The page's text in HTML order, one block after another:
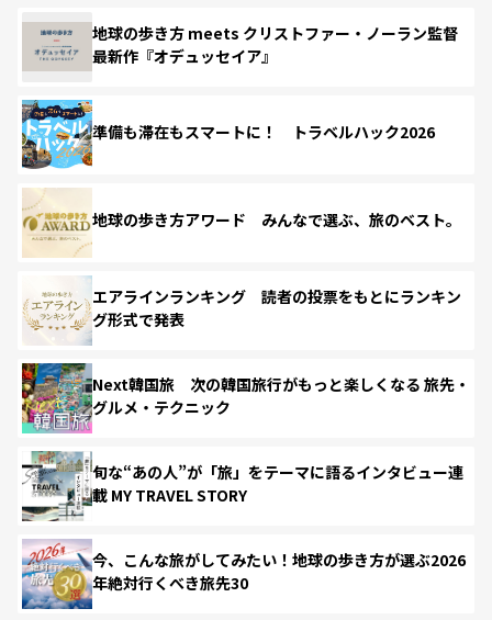
地球の歩き方 meets クリストファー・ノーラン監督
最新作『オデュッセイア』
準備も滞在もスマートに！ トラベルハック2026
地球の歩き方アワード みんなで選ぶ、旅のベスト。
エアラインランキング 読者の投票をもとにランキン
グ形式で発表
Next韓国旅 次の韓国旅行がもっと楽しくなる 旅先・
グルメ・テクニック
旬な“あの人”が「旅」をテーマに語るインタビュー連
載 MY TRAVEL STORY
今、こんな旅がしてみたい！地球の歩き方が選ぶ2026
年絶対行くべき旅先30